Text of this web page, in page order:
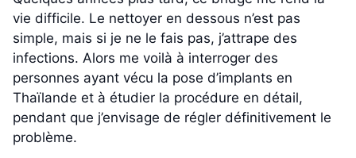
vie difficile. Le nettoyer en dessous n’est pas
simple, mais si je ne le fais pas, j’attrape des
infections. Alors me voilà à interroger des
personnes ayant vécu la pose d’implants en
Thaïlande et à étudier la procédure en détail,
pendant que j’envisage de régler définitivement le
problème.